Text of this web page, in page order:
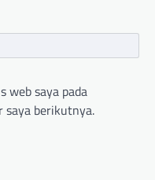
web saya pada
saya berikutnya.